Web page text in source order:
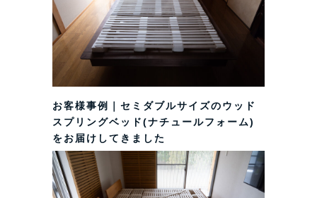
お客様事例｜セミダブルサイズのウッド
スプリングベッド(ナチュールフォーム)
をお届けしてきました